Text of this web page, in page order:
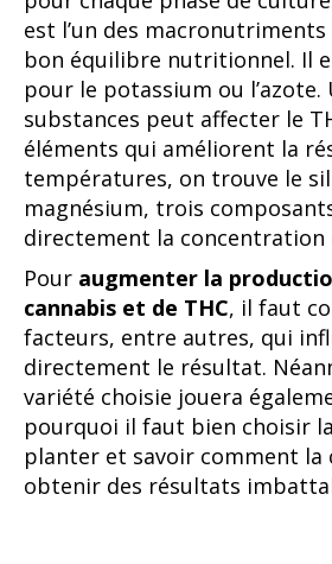
est l’un des macronutriments
bon équilibre nutritionnel. Il
pour le potassium ou l’azote.
substances peut affecter le
éléments qui améliorent la
températures, on trouve le
magnésium, trois
directement la concentration
Pour augmenter la
cannabis et de THC, il faut
facteurs, entre autres, qui
directement le résultat.
variété choisie jouera
pourquoi il faut bien choisir
planter et savoir comment
obtenir des résultats